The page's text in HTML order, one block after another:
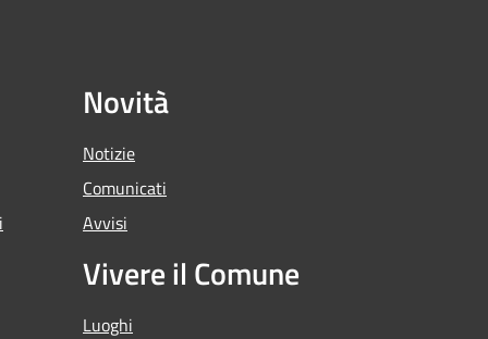
Novità
Notizie
Comunicati
Avvisi
Vivere il Comune
Luoghi